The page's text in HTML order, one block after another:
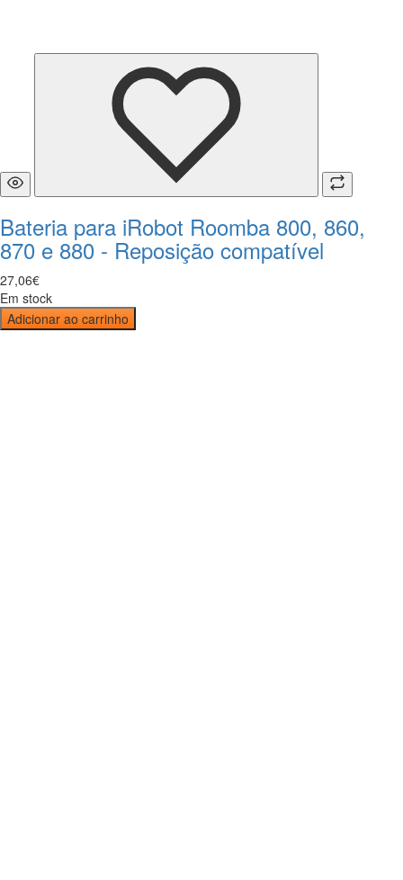
Bateria para iRobot Roomba 800, 860,
870 e 880 - Reposição compatível
27,06€
Em stock
Adicionar ao carrinho